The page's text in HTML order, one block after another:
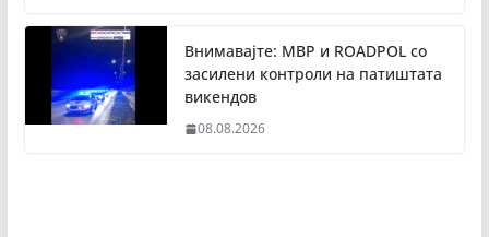
Внимавајте: МВР и ROADPOL со
засилени контроли на патиштата
викендов
08.08.2026